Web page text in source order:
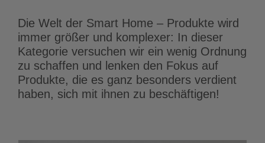
Die Welt der Smart Home – Produkte wird
immer größer und komplexer: In dieser
Kategorie versuchen wir ein wenig Ordnung
zu schaffen und lenken den Fokus auf
Produkte, die es ganz besonders verdient
haben, sich mit ihnen zu beschäftigen!